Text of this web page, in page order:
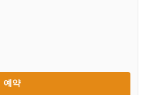
예약